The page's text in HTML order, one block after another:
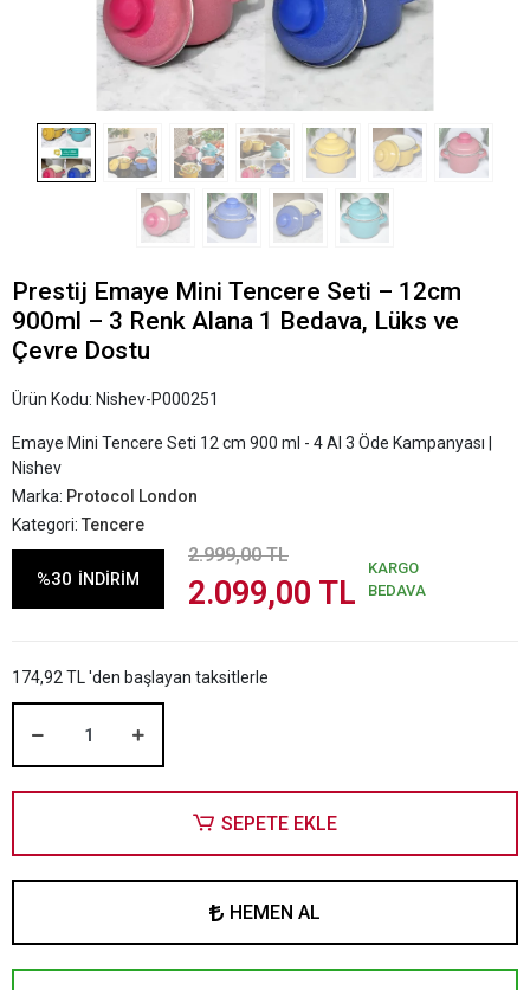
Prestij Emaye Mini Tencere Seti – 12cm
900ml – 3 Renk Alana 1 Bedava, Lüks ve
Çevre Dostu
Ürün Kodu: Nishev-P000251
Emaye Mini Tencere Seti 12 cm 900 ml - 4 Al 3 Öde Kampanyası |
Nishev
Marka: Protocol London
Kategori: Tencere
%30 İNDİRİM
2.999,00 TL
2.099,00 TL
KARGO
BEDAVA
174,92 TL 'den başlayan taksitlerle
SEPETE EKLE
HEMEN AL